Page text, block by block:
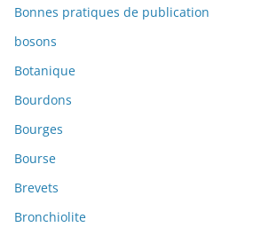
Bonnes pratiques de publication
bosons
Botanique
Bourdons
Bourges
Bourse
Brevets
Bronchiolite